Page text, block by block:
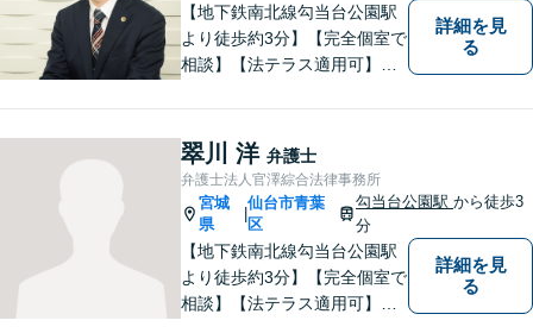
【地下鉄南北線勾当台公園駅
より徒歩約3分】【完全個室で
相談】【法テラス適用可】十
けております。法律問題でお
困りの方はお気軽にご相談く
ださい。
詳細を見
る
翠川 洋 弁護士
弁護士法人官澤綜合法律事務所
宮城
県
|
仙台市青葉
区
勾当台公園駅から徒歩3
分
【地下鉄南北線勾当台公園駅
より徒歩約3分】【完全個室で
相談】【法テラス適用可】案
詳細を見
る